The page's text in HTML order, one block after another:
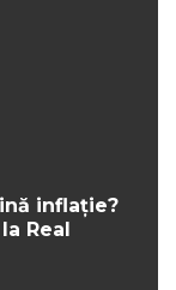
inflație?
Real